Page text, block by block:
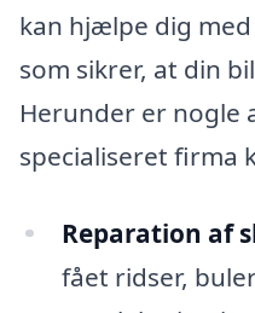
kan hjælpe dig
som sikrer, at din
Herunder er nogle
specialiseret firma
Reparation af
fået ridser,